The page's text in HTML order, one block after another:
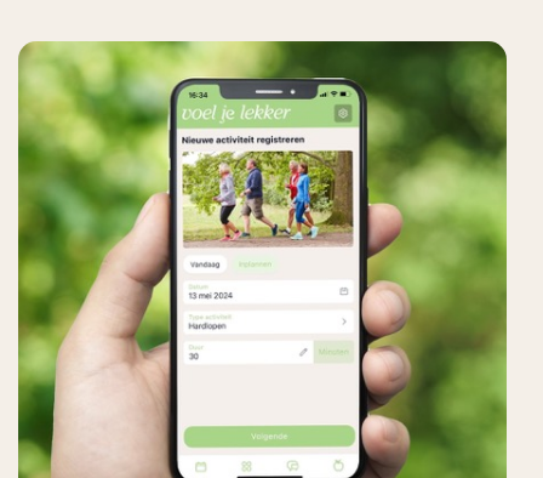
60%
LEKKER ETEN
Voeding is dé belangrijkste pijler voor een gezonde
leefstijl. Daarom leggen we de meeste nadruk op
gezond eten dat bij jou past.